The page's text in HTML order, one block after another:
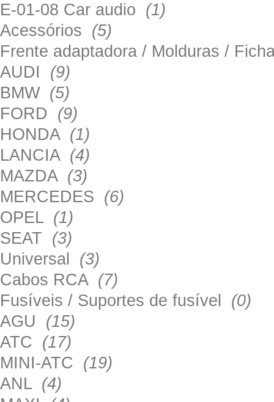
E-01-08 Car audio (1)
Acessórios (5)
Frente adaptadora / Molduras /
AUDI (9)
BMW (5)
FORD (9)
HONDA (1)
LANCIA (4)
MAZDA (3)
MERCEDES (6)
OPEL (1)
SEAT (3)
Universal (3)
Cabos RCA (7)
Fusíveis / Suportes de fusível (0)
AGU (15)
ATC (17)
MINI-ATC (19)
ANL (4)